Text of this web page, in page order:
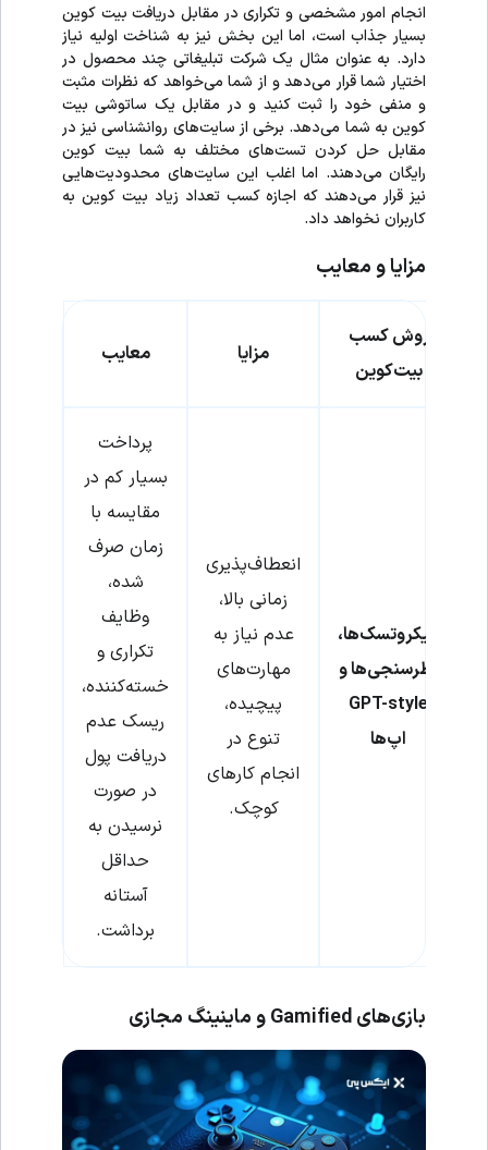
انجام امور مشخصی و تکراری در مقابل دریافت بیت کوین
بسیار جذاب است، اما این بخش نیز به شناخت اولیه نیاز
دارد. به عنوان مثال یک شرکت تبلیغاتی چند محصول در
اختیار شما قرار می‌دهد و از شما می‌خواهد که نظرات مثبت
و منفی خود را ثبت کنید و در مقابل یک ساتوشی بیت
کوین به شما می‌دهد. برخی از سایت‌های روانشناسی نیز در
مقابل حل کردن تست‌های مختلف به شما بیت کوین
رایگان می‌دهند. اما اغلب این سایت‌های محدودیت‌هایی
نیز قرار می‌دهند که اجازه کسب تعداد زیاد بیت کوین به
کاربران نخواهد داد.
مزایا و معایب
روش کسب
بیت‌کوین
مزایا معایب
میکروتسک‌ها،
نظرسنجی‌ها و
GPT-style
اپ‌ها
انعطاف‌پذیری
زمانی بالا،
عدم نیاز به
مهارت‌های
پیچیده،
تنوع در
انجام کارهای
کوچک.
پرداخت
بسیار کم در
مقایسه با
زمان صرف
شده،
وظایف
تکراری و
خسته‌کننده،
ریسک عدم
دریافت پول
در صورت
نرسیدن به
حداقل
آستانه
برداشت.
بازی‌های و ماینینگ مجازی